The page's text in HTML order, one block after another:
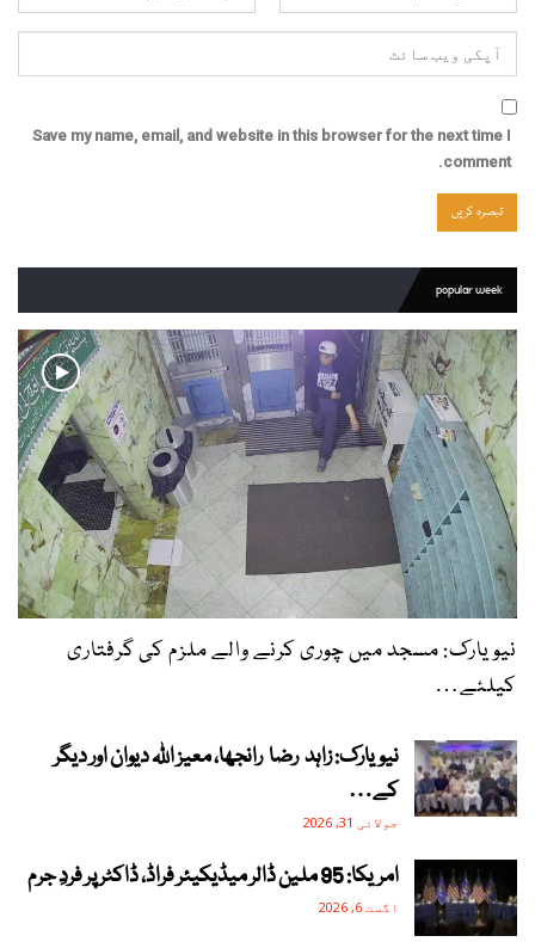
Save my name, email, and website in this browser for the next time I
comment.
popular week
نیویارک: مسجد میں چوری کرنے والے ملزم کی گرفتاری
کیلئے…
نیویارک: زاہد رضا رانجھا، معیز اللہ دیوان اور دیگر
کے…
جولائی 31, 2026
امریکا: 95 ملین ڈالر میڈیکیئر فراڈ، ڈاکٹر پر فردِ جرم
اگست 6, 2026